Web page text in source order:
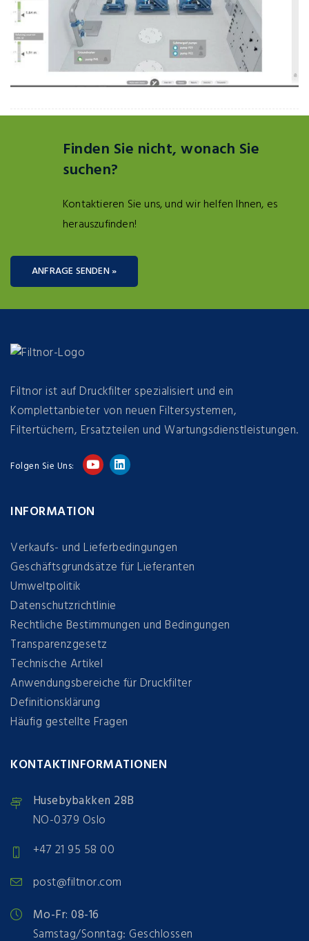
Finden Sie nicht, wonach Sie
suchen?
Kontaktieren Sie uns, und wir helfen Ihnen, es
herauszufinden!
ANFRAGE SENDEN »
Filtnor ist auf Druckfilter spezialisiert und ein
Komplettanbieter von neuen Filtersystemen,
Filtertüchern, Ersatzteilen und Wartungsdienstleistungen.
Folgen Sie Uns:
INFORMATION
Verkaufs- und Lieferbedingungen
Geschäftsgrundsätze für Lieferanten
Umweltpolitik
Datenschutzrichtlinie
Rechtliche Bestimmungen und Bedingungen
Transparenzgesetz
Technische Artikel
Anwendungsbereiche für Druckfilter
Definitionsklärung
Häufig gestellte Fragen
KONTAKTINFORMATIONEN
Husebybakken 28B
NO-0379 Oslo
+47 21 95 58 00
post@filtnor.com
Mo-Fr: 08-16
Samstag/Sonntag: Geschlossen